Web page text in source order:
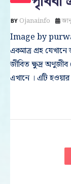
Ojanainfo
Image by
একমাত্র গ্রহ
জীবিত ক্ষুদ্র
এখানে । এটি